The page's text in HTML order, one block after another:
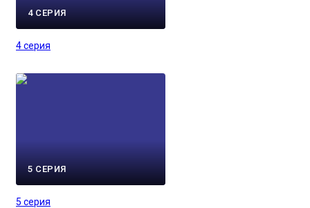
4 СЕРИЯ
4 серия
5 СЕРИЯ
5 серия